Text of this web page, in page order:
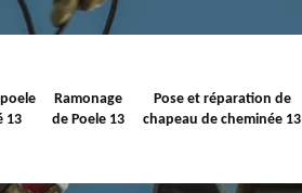
13
Ramonage
de Poele 13
Pose et réparation de
chapeau de cheminée 13